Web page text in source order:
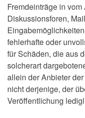
Fremdeinträge in
Diskussionsforen,
fehlerhafte oder
für Schäden, die aus
solcherart
allein der Anbieter
nicht derjenige, der
Veröffentlichung